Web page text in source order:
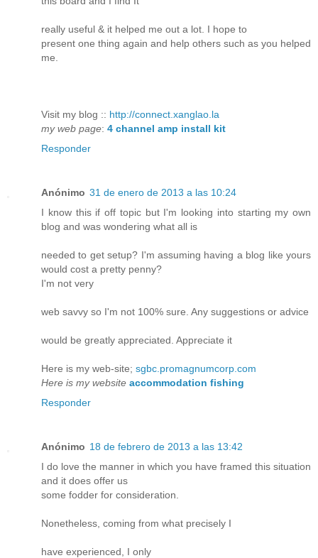
really useful & it helped me out a lot. I hope to
present one thing again and help others such as you helped
me.
Visit my blog :: http://connect.xanglao.la
my web page: 4 channel amp install kit
Responder
Anónimo 31 de enero de 2013 a las 10:24
I know this if off topic but I'm looking into starting my own
blog and was wondering what all is
needed to get setup? I'm assuming having a blog like yours
would cost a pretty penny?
I'm not very
web savvy so I'm not 100% sure. Any suggestions or advice
would be greatly appreciated. Appreciate it
Here is my web-site; sgbc.promagnumcorp.com
Here is my website accommodation fishing
Responder
Anónimo 18 de febrero de 2013 a las 13:42
I do love the manner in which you have framed this situation
and it does offer us
some fodder for consideration.
Nonetheless, coming from what precisely I
have experienced, I only